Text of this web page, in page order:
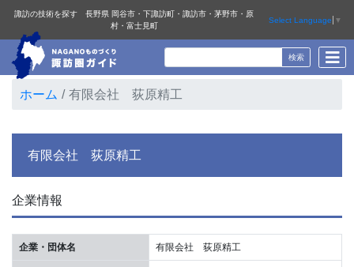
諏訪の技術を探す 長野県 岡谷市・下諏訪町・諏訪市・茅野市・原
村・富士見町
Select Language ▼
ホーム 有限会社 荻原精工
有限会社 荻原精工
企業情報
企業・団体名 有限会社 荻原精工